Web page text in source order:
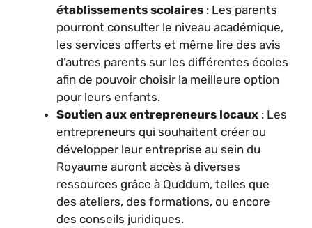
établissements scolaires : Les parents
pourront consulter le niveau académique,
les services offerts et même lire des avis
d’autres parents sur les différentes écoles
afin de pouvoir choisir la meilleure option
pour leurs enfants.
Soutien aux entrepreneurs locaux : Les
entrepreneurs qui souhaitent créer ou
développer leur entreprise au sein du
Royaume auront accès à diverses
ressources grâce à Quddum, telles que
des ateliers, des formations, ou encore
des conseils juridiques.